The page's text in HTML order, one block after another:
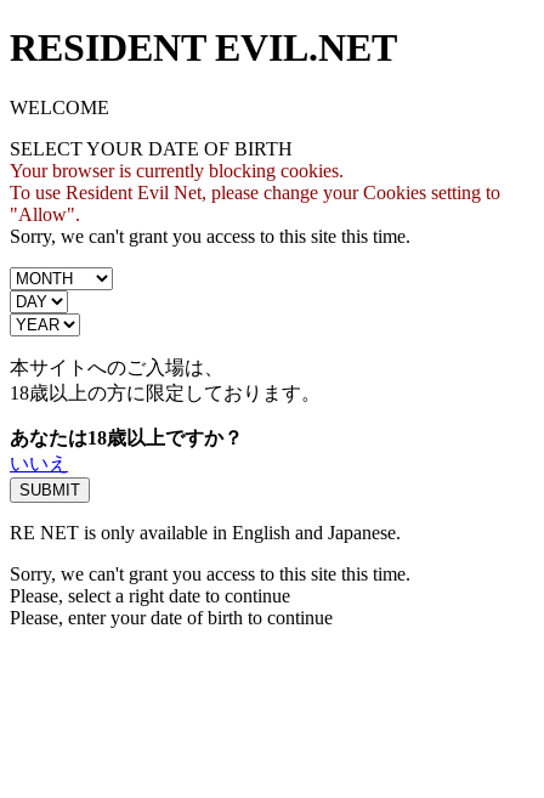
RESIDENT EVIL.NET
WELCOME
SELECT YOUR DATE OF BIRTH
Your browser is currently blocking cookies.
To use Resident Evil Net, please change your Cookies setting to
"Allow".
Sorry, we can't grant you access to this site this time.
本サイトへのご入場は、
18歳以上の方に限定しております。
あなたは18歳以上ですか？
いいえ
RE NET is only available in English and Japanese.
Sorry, we can't grant you access to this site this time.
Please, select a right date to continue
Please, enter your date of birth to continue